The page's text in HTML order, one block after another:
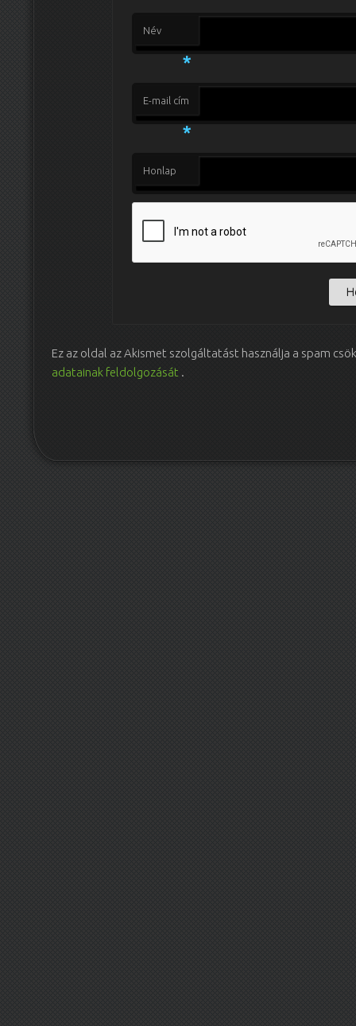
Név
*
E-mail cím
*
Honlap
Ez az oldal az Akismet szolgáltatást használja a spam
adatainak feldolgozását .